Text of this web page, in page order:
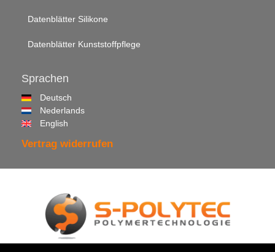
Datenblätter Silikone
Datenblätter Kunststoffpflege
Sprachen
Deutsch
Nederlands
English
Vertrag widerrufen